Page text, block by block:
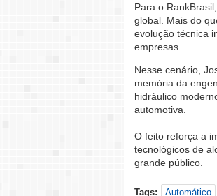
Para o
global. Mais do
evolução técnica
empresas.
Nesse cenário,
memória da
hidráulico
automotiva.
O feito reforça a
tecnológicos de
grande público.
Tags: Automático